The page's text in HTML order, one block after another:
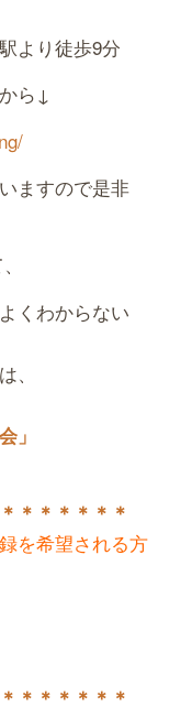
より徒歩9分
ら↓
ますので是非
くわからない
」
＊＊＊＊＊＊
を希望される方
＊＊＊＊＊＊